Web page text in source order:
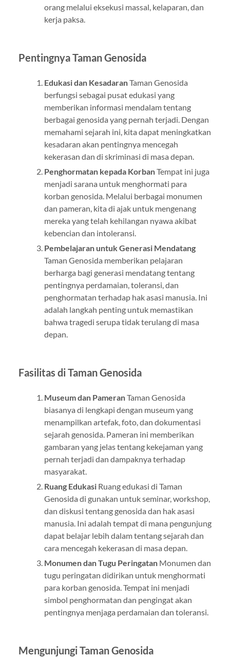
orang melalui eksekusi massal, kelaparan, dan
kerja paksa.
Pentingnya Taman Genosida
Edukasi dan KesadaranTaman Genosida
berfungsi sebagai pusat edukasi yang
memberikan informasi mendalam tentang
berbagai genosida yang pernah terjadi. Dengan
memahami sejarah ini, kita dapat meningkatkan
kesadaran akan pentingnya mencegah
kekerasan dan di skriminasi di masa depan.
Penghormatan kepada KorbanTempat ini juga
menjadi sarana untuk menghormati para
korban genosida. Melalui berbagai monumen
dan pameran, kita di ajak untuk mengenang
mereka yang telah kehilangan nyawa akibat
kebencian dan intoleransi.
Pembelajaran untuk Generasi Mendatang
Taman Genosida memberikan pelajaran
berharga bagi generasi mendatang tentang
pentingnya perdamaian, toleransi, dan
penghormatan terhadap hak asasi manusia. Ini
adalah langkah penting untuk memastikan
bahwa tragedi serupa tidak terulang di masa
depan.
Fasilitas di Taman Genosida
Museum dan PameranTaman Genosida
biasanya di lengkapi dengan museum yang
menampilkan artefak, foto, dan dokumentasi
sejarah genosida. Pameran ini memberikan
gambaran yang jelas tentang kekejaman yang
pernah terjadi dan dampaknya terhadap
masyarakat.
Ruang EdukasiRuang edukasi di Taman
Genosida di gunakan untuk seminar, workshop,
dan diskusi tentang genosida dan hak asasi
manusia. Ini adalah tempat di mana pengunjung
dapat belajar lebih dalam tentang sejarah dan
cara mencegah kekerasan di masa depan.
Monumen dan Tugu PeringatanMonumen dan
tugu peringatan didirikan untuk menghormati
para korban genosida. Tempat ini menjadi
simbol penghormatan dan pengingat akan
pentingnya menjaga perdamaian dan toleransi.
Mengunjungi Taman Genosida